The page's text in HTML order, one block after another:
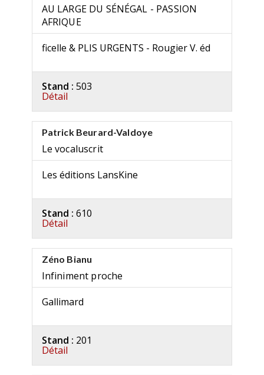
AU LARGE DU SÉNÉGAL - PASSION
AFRIQUE
ficelle & PLIS URGENTS - Rougier V. éd
Stand : 503
Détail
Patrick Beurard-Valdoye
Le vocaluscrit
Les éditions LansKine
Stand : 610
Détail
Zéno Bianu
Infiniment proche
Gallimard
Stand : 201
Détail